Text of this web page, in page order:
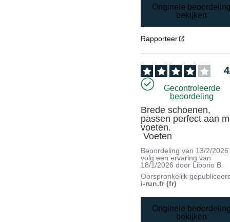
Originele
bekijken
Rapporteer
4
Gecontroleerde
beoordeling
Brede schoenen,
passen perfect aan
voeten.
Voeten
Beoordeling van 13/2/2026
volg een ervaring van
18/1/2026 door Liborio B.
Oorspronkelijk
i-run.fr (fr)
Originele
bekijken